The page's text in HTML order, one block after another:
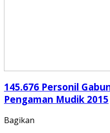
145.676 Personil
Pengaman Mudik 2015
Bagikan